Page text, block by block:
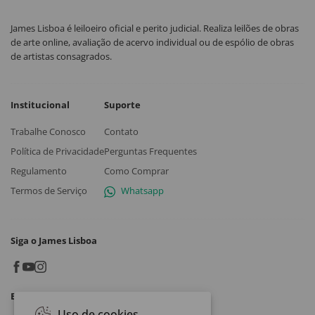
James Lisboa é leiloeiro oficial e perito judicial. Realiza leilões de obras
de arte online, avaliação de acervo individual ou de espólio de obras
de artistas consagrados.
Institucional
Trabalhe Conosco
Política de Privacidade
Regulamento
Termos de Serviço
Suporte
Contato
Perguntas Frequentes
Como Comprar
Whatsapp
Siga o James Lisboa
Baixe o App